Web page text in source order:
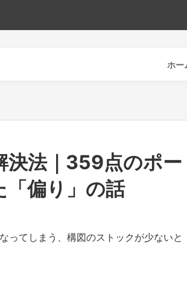
ホー
決法｜359点のポー
「偏り」の話
ってしまう、構図のストックが少ないと